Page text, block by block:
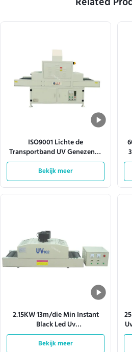
ISO9001 Lichte de
Transportband UV Genezende
Machine 380V 50HZ van de
hittedissipatie
Bekijk meer
2.15KW 13m/die Min Instant
Black Led Uv
Transportbandsystemen
genezen
Bekijk meer